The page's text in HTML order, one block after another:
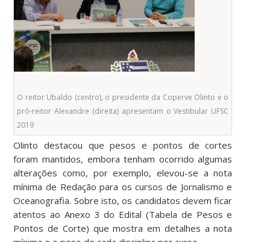
O reitor Ubaldo (centro), o presidente da Coperve Olinto e o
pró-reitor Alexandre (direita) apresentam o Vestibular UFSC
2019
Olinto destacou que pesos e pontos de cortes
foram mantidos, embora tenham ocorrido algumas
alterações como, por exemplo, elevou-se a nota
mínima de Redação para os cursos de Jornalismo e
Oceanografia. Sobre isto, os candidatos devem ficar
atentos ao Anexo 3 do Edital (Tabela de Pesos e
Pontos de Corte) que mostra em detalhes a nota